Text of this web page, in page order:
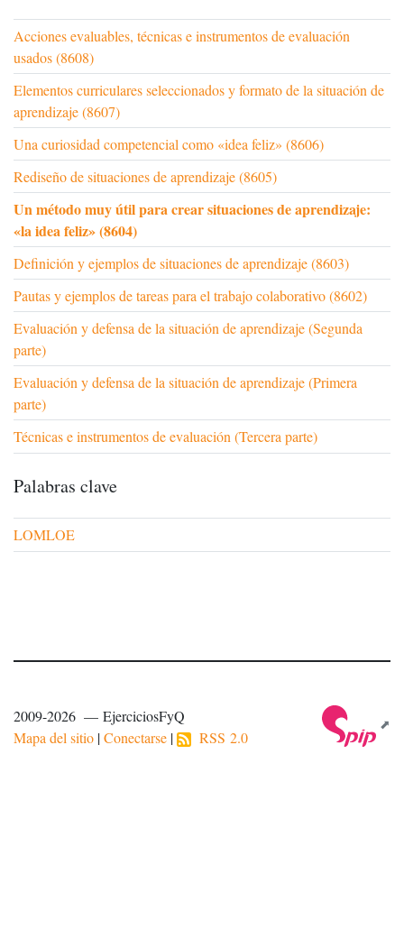
Acciones evaluables, técnicas e instrumentos de evaluación
usados (8608)
Elementos curriculares seleccionados y formato de la situación de
aprendizaje (8607)
Una curiosidad competencial como «idea feliz» (8606)
Rediseño de situaciones de aprendizaje (8605)
Un método muy útil para crear situaciones de aprendizaje:
«la idea feliz» (8604)
Definición y ejemplos de situaciones de aprendizaje (8603)
Pautas y ejemplos de tareas para el trabajo colaborativo (8602)
Evaluación y defensa de la situación de aprendizaje (Segunda
parte)
Evaluación y defensa de la situación de aprendizaje (Primera
parte)
Técnicas e instrumentos de evaluación (Tercera parte)
Palabras clave
LOMLOE
2009-2026 — EjerciciosFyQ
Mapa del sitio |Conectarse | RSS 2.0